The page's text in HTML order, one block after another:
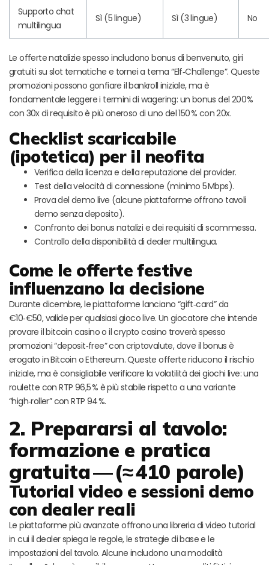
Supporto chat
multilingua
Sì (5 lingue) Sì (3 lingue) No
Le offerte natalizie spesso includono bonus di benvenuto, giri
gratuiti su slot tematiche e tornei a tema “Elf‑Challenge”. Queste
promozioni possono gonfiare il bankroll iniziale, ma è
fondamentale leggere i termini di wagering: un bonus del 200 %
con 30x di requisito è più oneroso di uno del 150 % con 20x.
Checklist scaricabile
(ipotetica) per il neofita
Verifica della licenza e della reputazione del provider.
Test della velocità di connessione (minimo 5 Mbps).
Prova del demo live (alcune piattaforme offrono tavoli
demo senza deposito).
Confronto dei bonus natalizi e dei requisiti di scommessa.
Controllo della disponibilità di dealer multilingua.
Come le offerte festive
influenzano la decisione
Durante dicembre, le piattaforme lanciano “gift‑card” da
€10‑€50, valide per qualsiasi gioco live. Un giocatore che intende
provare il bitcoin casino o il crypto casino troverà spesso
promozioni “deposit‑free” con criptovalute, dove il bonus è
erogato in Bitcoin o Ethereum. Queste offerte riducono il rischio
iniziale, ma è consigliabile verificare la volatilità dei giochi live: una
roulette con RTP 96,5 % è più stabile rispetto a una variante
“high‑roller” con RTP 94 %.
2. Prepararsi al tavolo:
formazione e pratica
gratuita — (≈ 410 parole)
Tutorial video e sessioni demo
con dealer reali
Le piattaforme più avanzate offrono una libreria di video tutorial
in cui il dealer spiega le regole, le strategie di base e le
impostazioni del tavolo. Alcune includono una modalità